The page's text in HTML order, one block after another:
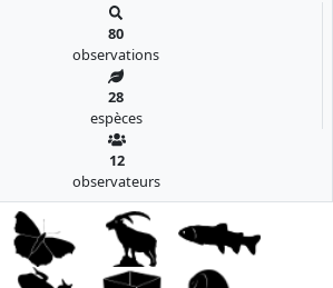
80
observations
28
espèces
12
observateurs